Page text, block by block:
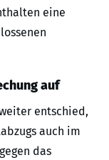
eine
auf
entschied,
auch im
das